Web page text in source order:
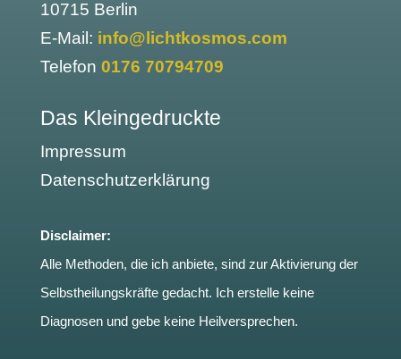
10715 Berlin
E-Mail: info@lichtkosmos.com
Telefon 0176 70794709
Das Kleingedruckte
Impressum
Datenschutzerklärung
Disclaimer:
Alle Methoden, die ich anbiete, sind zur Aktivierung der
Selbstheilungskräfte gedacht. Ich erstelle keine
Diagnosen und gebe keine Heilversprechen.